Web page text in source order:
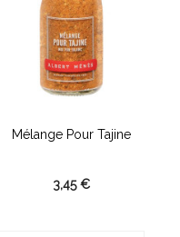
Mélange Pour Tajine
3,45 €